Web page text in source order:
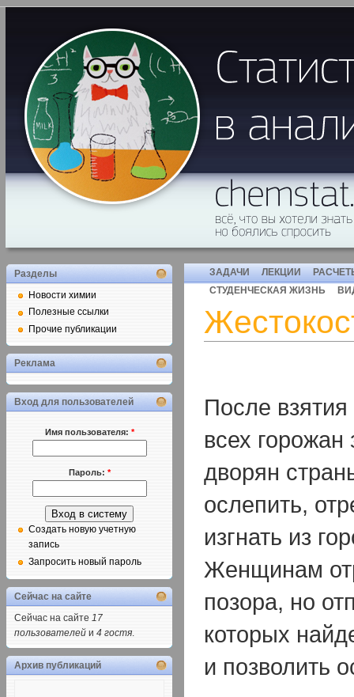
ЗАДАЧИ ЛЕКЦИИ
СТУДЕНЧЕСКАЯ ЖИЗНЬ
После
всех
дворян
ослепить,
изгнать из
Женщинам
позора, но
которых
и позволить
Разделы
Новости химии
Полезные ссылки
Прочие публикации
Реклама
Вход для пользователей
Имя пользователя: *
Пароль: *
Создать новую учетную
запись
Запросить новый пароль
Сейчас на сайте
Сейчас на сайте 17
пользователей и 4 гостя.
Архив публикаций